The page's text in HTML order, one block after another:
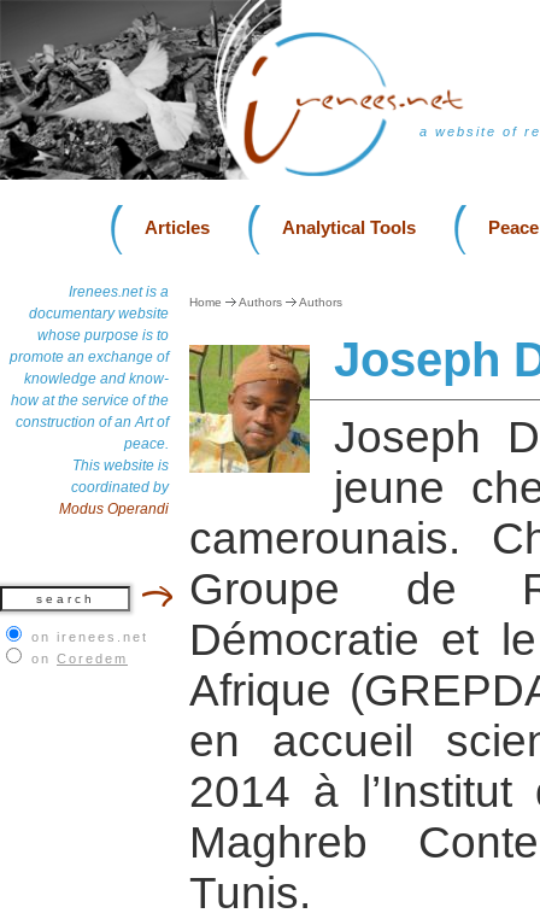
a website of
Articles Analytical Tools
Irenees.net is a
documentary website
whose purpose is to
promote an exchange of
knowledge and know-
how at the service of the
construction of an Art of
peace.
This website is
coordinated by
Modus Operandi
on irenees.net
on Coredem
Home Authors Authors
Joseph
Joseph
jeune
camerounais.
Groupe de
Démocratie et
Afrique
en accueil
2014 à
Maghreb
Tunis.